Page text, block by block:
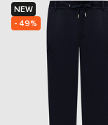
NEW
- 49%